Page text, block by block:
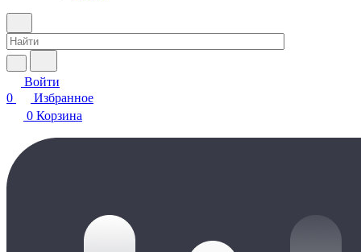
Войти
0
Избранное
0 Корзина